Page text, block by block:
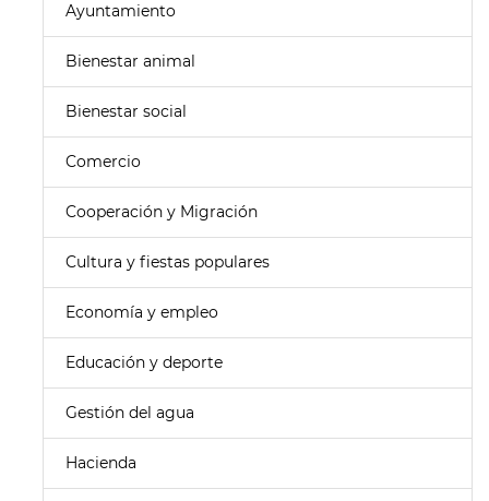
Ayuntamiento
Bienestar animal
Bienestar social
Comercio
Cooperación y Migración
Cultura y fiestas populares
Economía y empleo
Educación y deporte
Gestión del agua
Hacienda